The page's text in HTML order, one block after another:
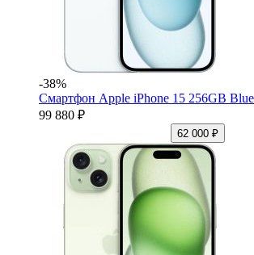
-38%
Смартфон Apple iPhone 15 256GB Blue
99 880 ₽
62 000 ₽